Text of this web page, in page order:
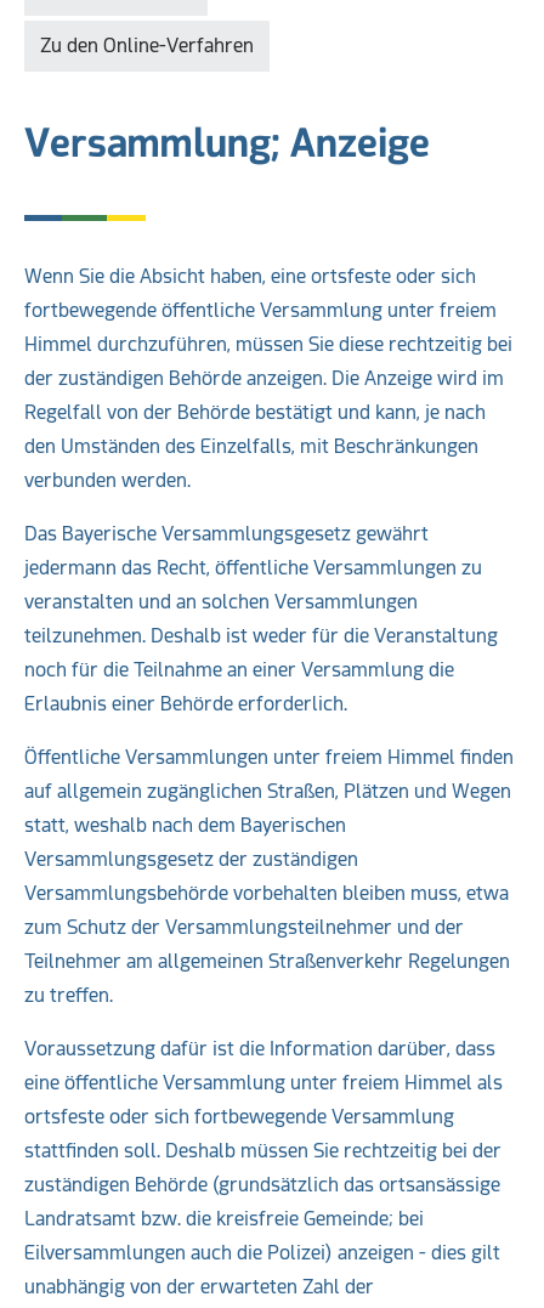
Zu den Online-Verfahren
Versammlung; Anzeige
Wenn Sie die Absicht haben, eine ortsfeste oder sich
fortbewegende öffentliche Versammlung unter freiem
Himmel durchzuführen, müssen Sie diese rechtzeitig bei
der zuständigen Behörde anzeigen. Die Anzeige wird im
Regelfall von der Behörde bestätigt und kann, je nach
den Umständen des Einzelfalls, mit Beschränkungen
verbunden werden.
Das Bayerische Versammlungsgesetz gewährt
jedermann das Recht, öffentliche Versammlungen zu
veranstalten und an solchen Versammlungen
teilzunehmen. Deshalb ist weder für die Veranstaltung
noch für die Teilnahme an einer Versammlung die
Erlaubnis einer Behörde erforderlich.
Öffentliche Versammlungen unter freiem Himmel finden
auf allgemein zugänglichen Straßen, Plätzen und Wegen
statt, weshalb nach dem Bayerischen
Versammlungsgesetz der zuständigen
Versammlungsbehörde vorbehalten bleiben muss, etwa
zum Schutz der Versammlungsteilnehmer und der
Teilnehmer am allgemeinen Straßenverkehr Regelungen
zu treffen.
Voraussetzung dafür ist die Information darüber, dass
eine öffentliche Versammlung unter freiem Himmel als
ortsfeste oder sich fortbewegende Versammlung
stattfinden soll. Deshalb müssen Sie rechtzeitig bei der
zuständigen Behörde (grundsätzlich das ortsansässige
Landratsamt bzw. die kreisfreie Gemeinde; bei
Eilversammlungen auch die Polizei) anzeigen - dies gilt
unabhängig von der erwarteten Zahl der